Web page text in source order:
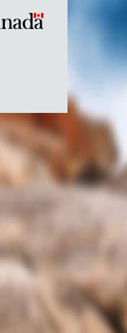
Symbole
du
Canada